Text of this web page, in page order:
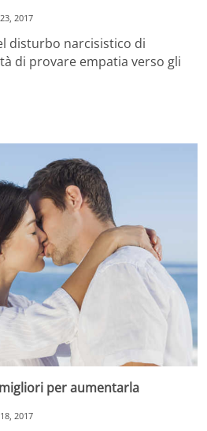
2017
disturbo narcisistico di
di provare empatia verso gli
per aumentarla
2017